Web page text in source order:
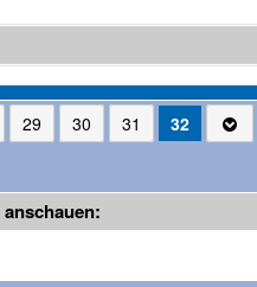
29 30 31 32